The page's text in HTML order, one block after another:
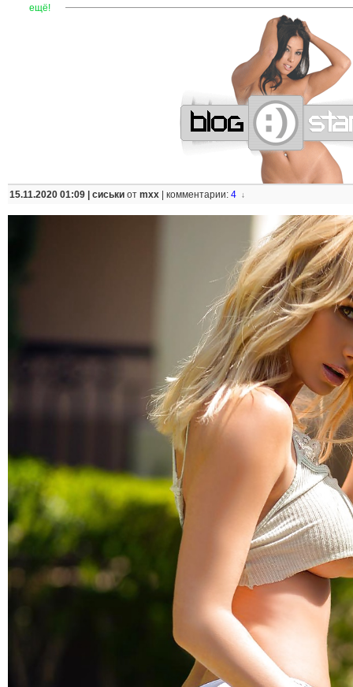
ещё! ——————————————————————
15.11.2020 01:09 | сиськи от mxx комментарии: 4 ↓